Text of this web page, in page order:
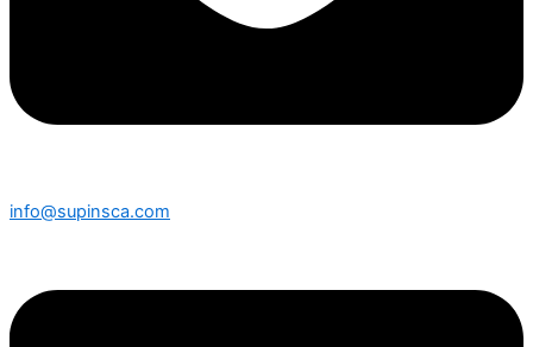
info@supinsca.com